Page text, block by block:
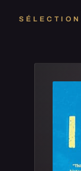
SÉLECTION